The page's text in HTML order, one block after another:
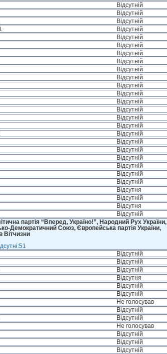
Відсутній
Відсутній
Відсутній
Відсутній
Відсутній
Відсутній
Відсутній
Відсутній
Відсутній
Відсутній
Відсутній
Відсутній
Відсутній
Відсутній
Відсутній
Відсутній
Відсутній
Відсутній
Відсутній
Відсутній
Відсутній
Відсутній
Відсутній
Відсутня
Відсутній
Відсутня
Відсутній
партія “Вперед, Україно!”, Народний Рух України,
Демократичний Союз, Європейська партія України,
Вітчизни
Відсутній
Відсутній
Відсутній
Відсутня
Відсутній
Відсутній
Не голосував
Відсутній
Відсутній
Не голосував
Відсутній
Відсутній
Відсутній